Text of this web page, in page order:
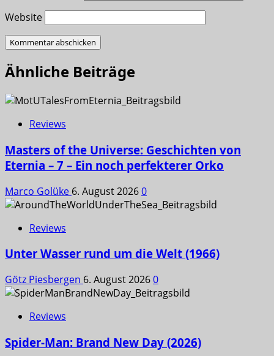
Website
Ähnliche Beiträge
Reviews
Masters of the Universe: Geschichten von
Eternia – 7 – Ein noch perfekterer Orko
Marco Golüke 6. August 20260
Reviews
Unter Wasser rund um die Welt (1966)
Götz Piesbergen 6. August 20260
Reviews
Spider-Man: Brand New Day (2026)